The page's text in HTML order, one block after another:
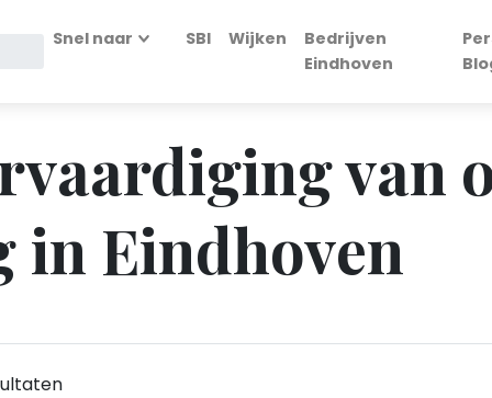
Snel naar SBI Wijken
Bedrijven
Eindhoven
van
in Eindhoven